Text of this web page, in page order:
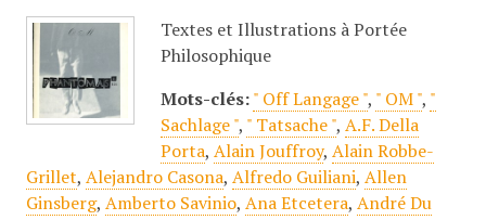
Textes et Illustrations à Portée
Philosophique
Mots-clés: " Off Langage ", " OM ", "
Sachlage ", " Tatsache ", A.F. Della
Porta, Alain Jouffroy, Alain Robbe-
Grillet, Alejandro Casona, Alfredo Guiliani, Allen
Ginsberg, Amberto Savinio, Ana Etcetera, André Du